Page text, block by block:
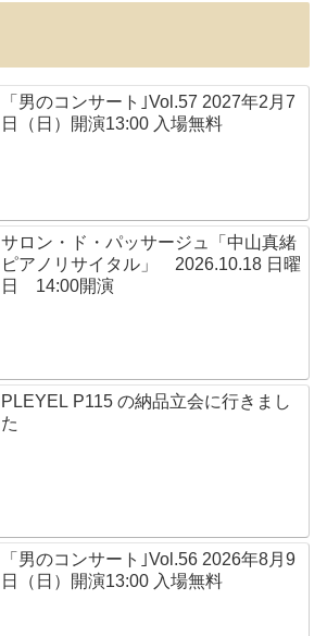
「男のコンサート｣Vol.57 2027年2月7
日（日）開演13:00 入場無料
サロン・ド・パッサージュ「中山真緒
ピアノリサイタル」 2026.10.18 日曜
日 14:00開演
PLEYEL P115 の納品立会に行きまし
た
「男のコンサート｣Vol.56 2026年8月9
日（日）開演13:00 入場無料